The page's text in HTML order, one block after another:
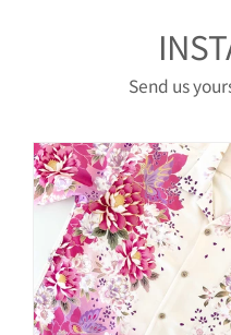
Send us